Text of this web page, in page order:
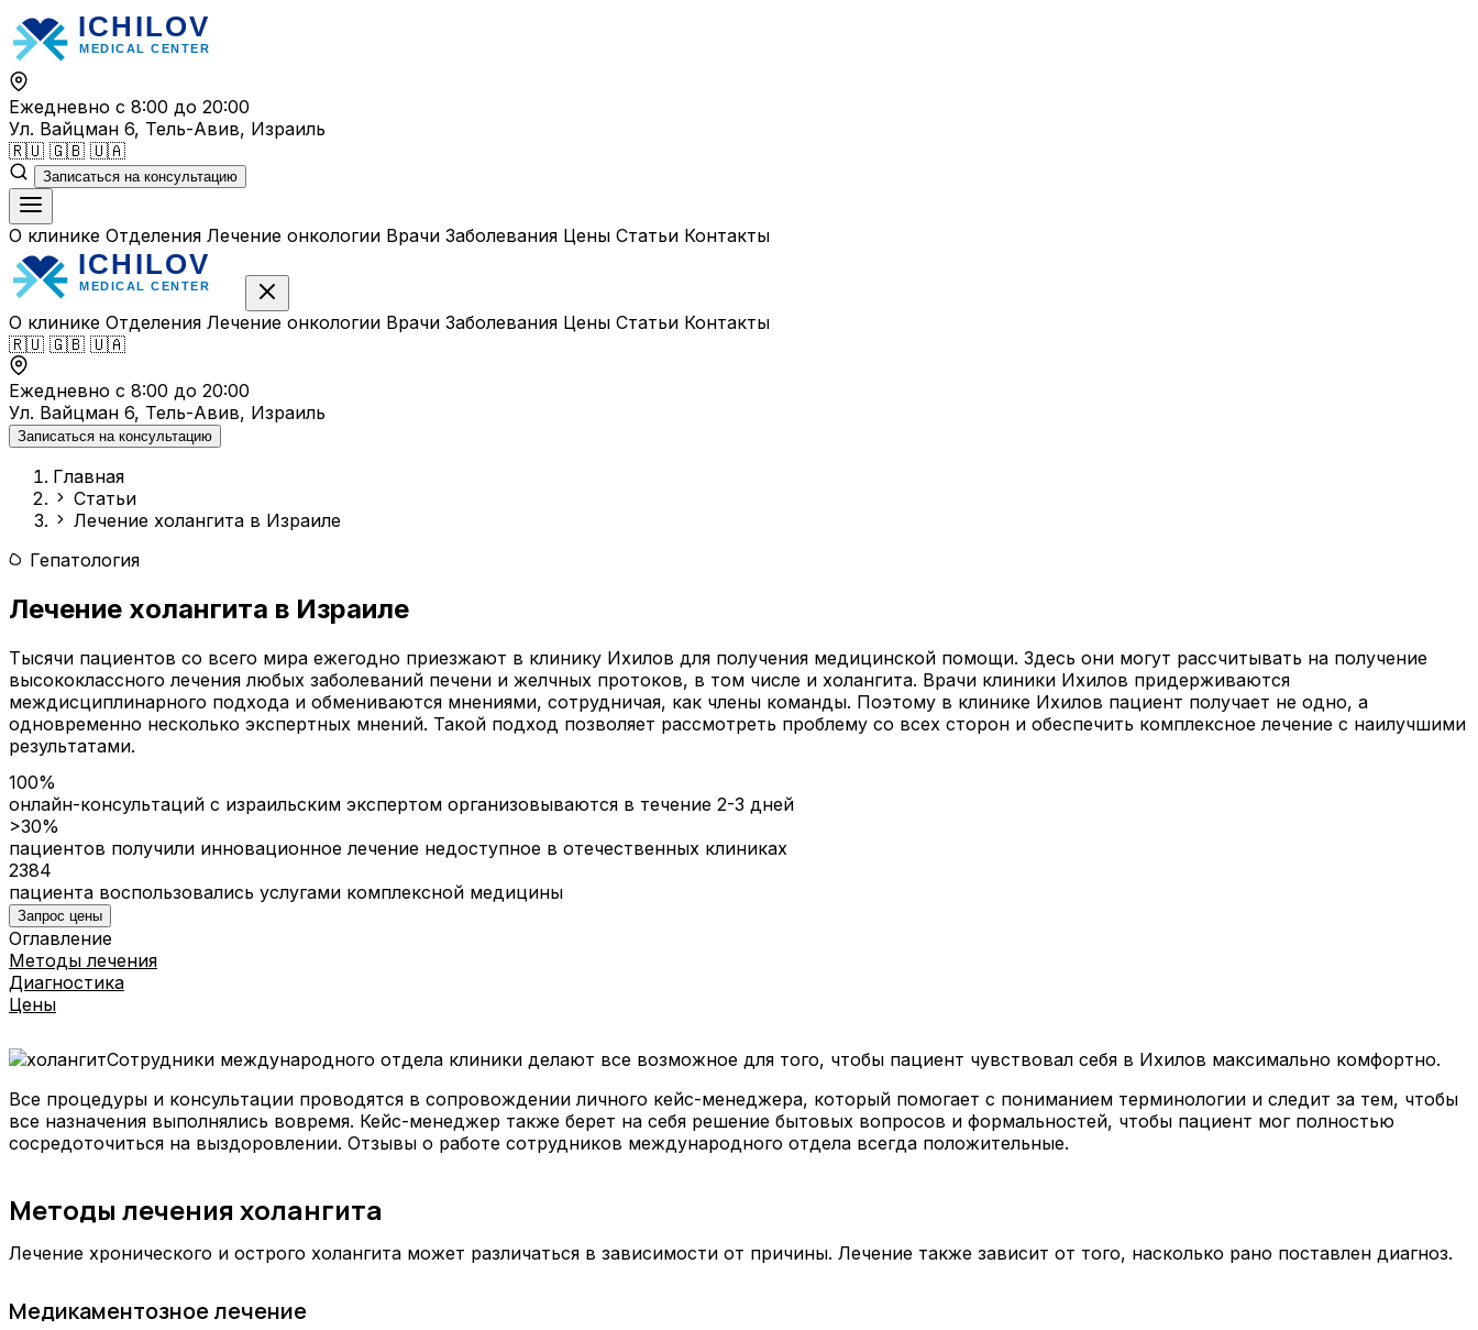
Перейти
к
содержимому
Ежедневно с 8:00 до 20:00
Ул. Вайцман 6, Тель-Авив, Израиль
🇷🇺 🇬🇧 🇺🇦
Записаться на консультацию
О клинике Отделения Лечение онкологии Врачи Заболевания Цены Статьи Контакты
О клинике Отделения Лечение онкологии Врачи Заболевания Цены Статьи Контакты
🇷🇺 🇬🇧 🇺🇦
Ежедневно с 8:00 до 20:00
Ул. Вайцман 6, Тель-Авив, Израиль
Записаться на консультацию
Главная
Статьи
Лечение холангита в Израиле
Гепатология
Лечение холангита в Израиле
Тысячи пациентов со всего мира ежегодно приезжают в клинику Ихилов для получения медицинской помощи. Здесь они могут рассчитывать на получение
высококлассного лечения любых заболеваний печени и желчных протоков, в том числе и холангита. Врачи клиники Ихилов придерживаются
междисциплинарного подхода и обмениваются мнениями, сотрудничая, как члены команды. Поэтому в клинике Ихилов пациент получает не одно, а
одновременно несколько экспертных мнений. Такой подход позволяет рассмотреть проблему со всех сторон и обеспечить комплексное лечение с наилучшими
результатами.
100%
онлайн-консультаций с израильским экспертом организовываются в течение 2-3 дней
>30%
пациентов получили инновационное лечение недоступное в отечественных клиниках
2384
пациента воспользовались услугами комплексной медицины
Запрос цены
Оглавление
Методы лечения
Диагностика
Цены
Сотрудники международного отдела клиники делают все возможное для того, чтобы пациент чувствовал себя в Ихилов максимально комфортно.
Все процедуры и консультации проводятся в сопровождении личного кейс-менеджера, который помогает с пониманием терминологии и следит за тем, чтобы
все назначения выполнялись вовремя. Кейс-менеджер также берет на себя решение бытовых вопросов и формальностей, чтобы пациент мог полностью
сосредоточиться на выздоровлении. Отзывы о работе сотрудников международного отдела всегда положительные.
Методы лечения холангита
Лечение хронического и острого холангита может различаться в зависимости от причины. Лечение также зависит от того, насколько рано поставлен диагноз.
Медикаментозное лечение